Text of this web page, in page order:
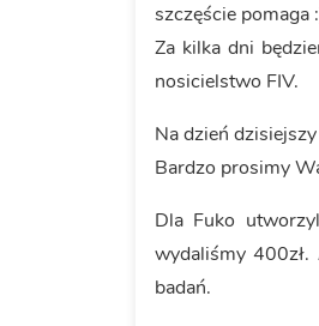
szczęście
Za kilka dni
nosicielstwo FIV.
Na dzień
Bardzo prosimy
Dla Fuko
wydaliśmy
badań.